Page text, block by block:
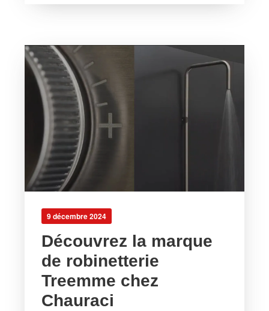
9 décembre 2024
Découvrez la marque
de robinetterie
Treemme chez
Chauraci